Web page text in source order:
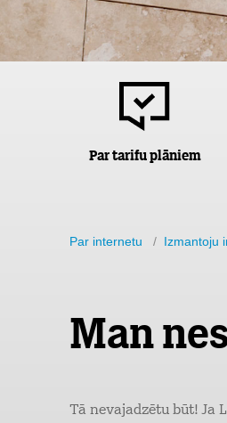
Par tarifu plāniem
Par internetu / Izmantoju
Man
Tā nevajadzētu būt! Ja